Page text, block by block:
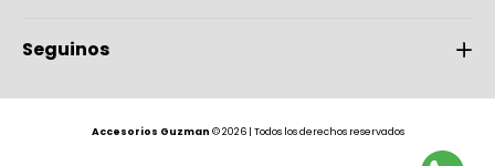
Seguinos
Accesorios Guzman © 2026 | Todos los derechos reservados